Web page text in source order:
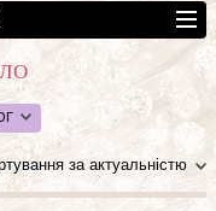
за актуальністю